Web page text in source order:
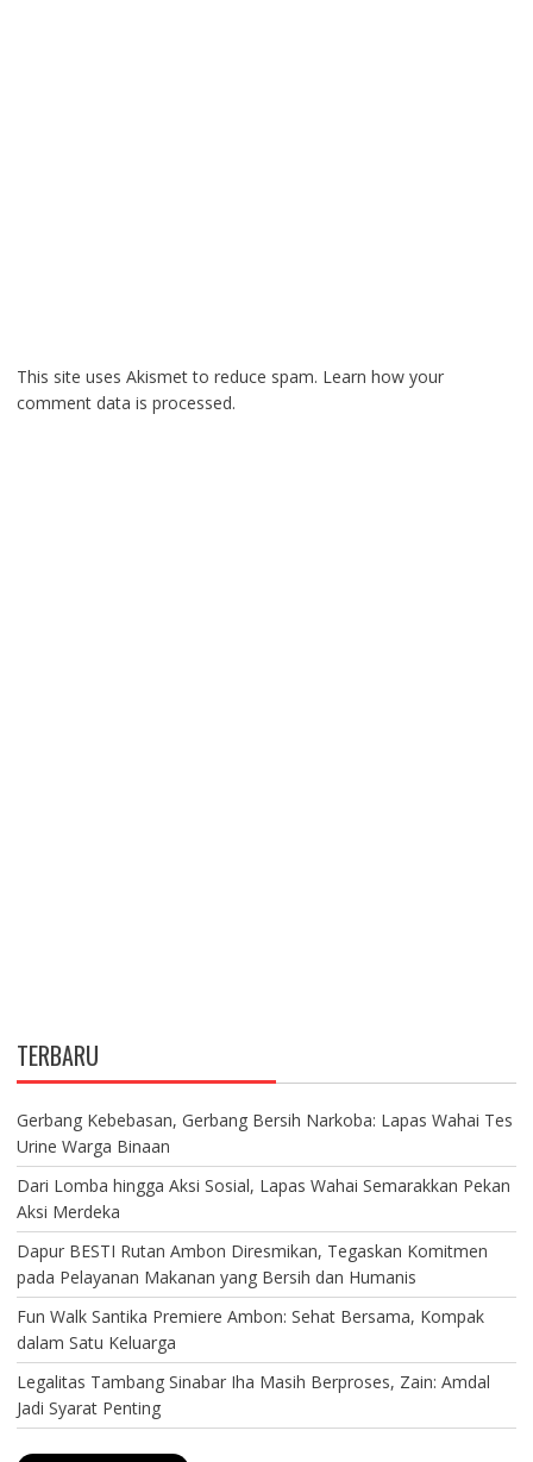
This site uses Akismet to reduce spam. Learn how your
comment data is processed.
TERBARU
Gerbang Kebebasan, Gerbang Bersih Narkoba: Lapas Wahai Tes
Urine Warga Binaan
Dari Lomba hingga Aksi Sosial, Lapas Wahai Semarakkan Pekan
Aksi Merdeka
Dapur BESTI Rutan Ambon Diresmikan, Tegaskan Komitmen
pada Pelayanan Makanan yang Bersih dan Humanis
Fun Walk Santika Premiere Ambon: Sehat Bersama, Kompak
dalam Satu Keluarga
Legalitas Tambang Sinabar Iha Masih Berproses, Zain: Amdal
Jadi Syarat Penting